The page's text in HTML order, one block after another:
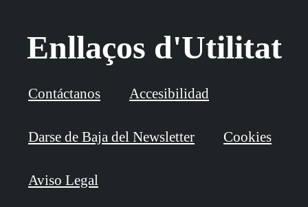
Enllaços d'Utilitat
Contáctanos Accesibilidad
Darse de Baja del Newsletter Cookies
Aviso Legal